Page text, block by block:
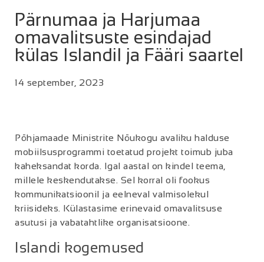
Pärnumaa ja Harjumaa
omavalitsuste esindajad
külas Islandil ja Fääri saartel
14 september, 2023
Põhjamaade Ministrite Nõukogu avaliku halduse
mobiilsusprogrammi toetatud projekt toimub juba
kaheksandat korda. Igal aastal on kindel teema,
millele keskendutakse. Sel korral oli fookus
kommunikatsioonil ja eelneval valmisolekul
kriisideks. Külastasime erinevaid omavalitsuse
asutusi ja vabatahtlike organisatsioone.
Islandi kogemused